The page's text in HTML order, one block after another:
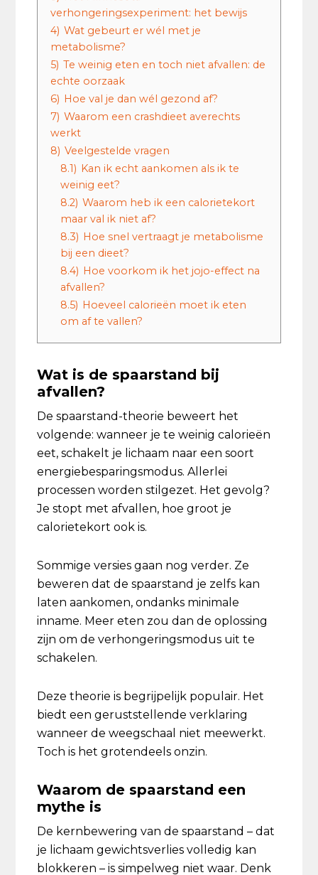
verhongeringsexperiment: het bewijs
4) Wat gebeurt er wél met je
metabolisme?
5) Te weinig eten en toch niet afvallen: de
echte oorzaak
6) Hoe val je dan wél gezond af?
7) Waarom een crashdieet averechts
werkt
8) Veelgestelde vragen
8.1) Kan ik echt aankomen als ik te
weinig eet?
8.2) Waarom heb ik een calorietekort
maar val ik niet af?
8.3) Hoe snel vertraagt je metabolisme
bij een dieet?
8.4) Hoe voorkom ik het jojo-effect na
afvallen?
8.5) Hoeveel calorieën moet ik eten
om af te vallen?
Wat is de spaarstand bij
afvallen?
De spaarstand-theorie beweert het
volgende: wanneer je te weinig calorieën
eet, schakelt je lichaam naar een soort
energiebesparingsmodus. Allerlei
processen worden stilgezet. Het gevolg?
Je stopt met afvallen, hoe groot je
calorietekort ook is.
Sommige versies gaan nog verder. Ze
beweren dat de spaarstand je zelfs kan
laten aankomen, ondanks minimale
inname. Meer eten zou dan de oplossing
zijn om de verhongeringsmodus uit te
schakelen.
Deze theorie is begrijpelijk populair. Het
biedt een geruststellende verklaring
wanneer de weegschaal niet meewerkt.
Toch is het grotendeels onzin.
Waarom de spaarstand een
mythe is
De kernbewering van de spaarstand – dat
je lichaam gewichtsverlies volledig kan
blokkeren – is simpelweg niet waar. Denk